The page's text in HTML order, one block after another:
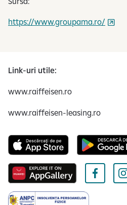
https://www.groupama.ro/
Link-uri utile:
www.raiffeisen.ro
www.raiffeisen-leasing.ro